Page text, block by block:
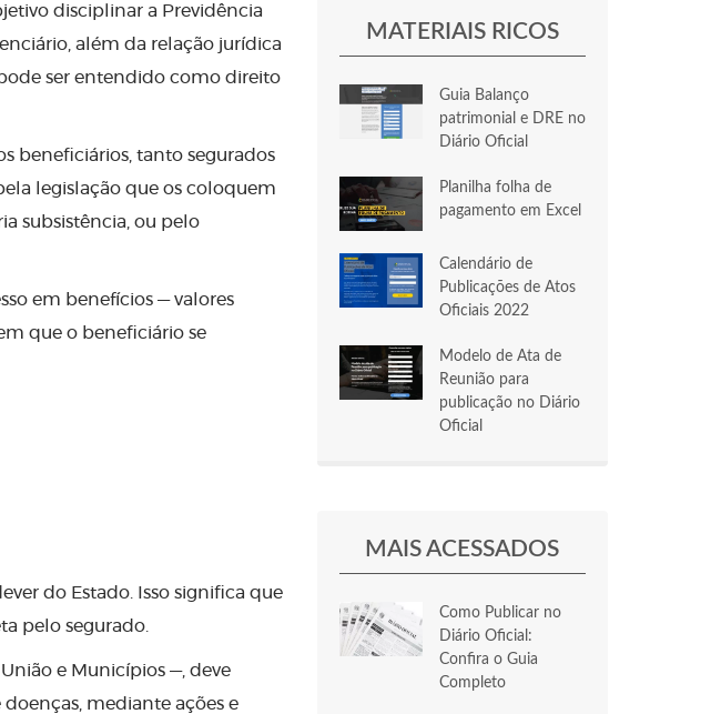
disciplinar a Previdência
além da relação jurídica
ser entendido como direito
beneficiários, tanto segurados
legislação que os coloquem
subsistência, ou pelo
em benefícios — valores
que o beneficiário se
do Estado. Isso significa que
pelo segurado.
e Municípios —, deve
mediante ações e
MATERIAIS RICOS
Guia Balanço
patrimonial e DRE no
Diário Oficial
Planilha folha de
pagamento em Excel
Calendário de
Publicações de Atos
Oficiais 2022
Modelo de Ata de
Reunião para
publicação no Diário
Oficial
MAIS ACESSADOS
Como Publicar no
Diário Oficial:
Confira o Guia
Completo